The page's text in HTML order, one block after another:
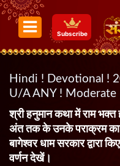
Subscribe
Hindi ! Devotional !
U/A ANY ! Moderate
श्री हनुमान कथा में राम
अंत तक के उनके पराक्रम का
बागेश्वर धाम सरकार द्वारा
वर्णन देखें।